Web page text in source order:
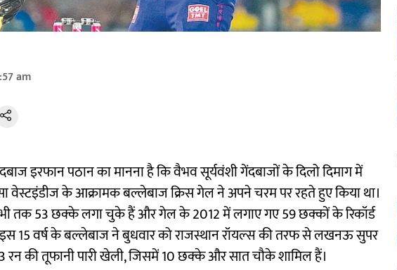
am
इरफान पठान का मानना है कि वैभव सूर्यवंशी गेंदबाजों के दिलो दिमाग में
वेस्टइंडीज के आक्रामक बल्लेबाज क्रिस गेल ने अपने चरम पर रहते हुए किया था।
तक 53 छक्के लगा चुके हैं और गेल के 2012 में लगाए गए 59 छक्कों के रिकॉर्ड
15 वर्ष के बल्लेबाज ने बुधवार को राजस्थान रॉयल्स की तरफ से लखनऊ सुपर
की तूफानी पारी खेली, जिसमें 10 छक्के और सात चौके शामिल हैं।